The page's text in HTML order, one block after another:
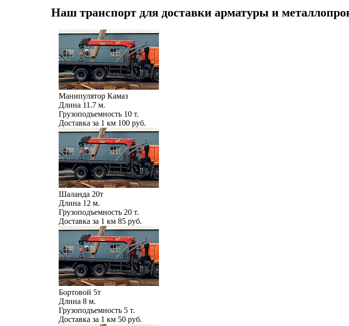
Наш транспорт для доставки арматуры и
Манипулятор Камаз
Длина 11.7 м.
Грузоподъемность 10 т.
Доставка за 1 км 100 руб.
Шаланда 20т
Длина 12 м.
Грузоподъемность 20 т.
Доставка за 1 км 85 руб.
Бортовой 5т
Длина 8 м.
Грузоподъемность 5 т.
Доставка за 1 км 50 руб.